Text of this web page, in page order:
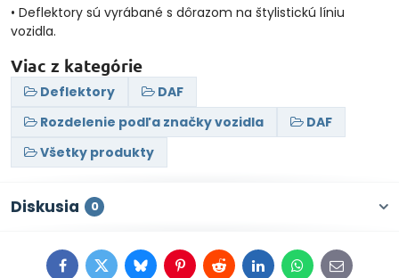
• Deflektory sú vyrábané s dôrazom na štylistickú líniu
vozidla.
Viac z kategórie
Deflektory
DAF
Rozdelenie podľa značky vozidla
DAF
Všetky produkty
Diskusia 0
FacebookTwitterBlueskyPinterestRedditLinkedInWhatsApp
E-